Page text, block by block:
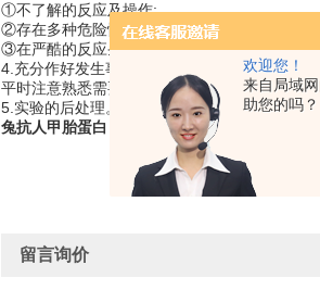
欢迎您！
来自局域
助您的吗？
①不了解的反应及操作;
②存在多种危险性的实验(如发生火灾、毒气等);
③在严酷的反应条件(如高温、高压等)下进行的
4.充分作好发生事故时的预防措施并加以检查。
平时注意熟悉需要关闭的主要龙头、电气开关
5.实验的后处理。实验的后处理工作，亦属实
兔抗人甲胎蛋白
留言询价